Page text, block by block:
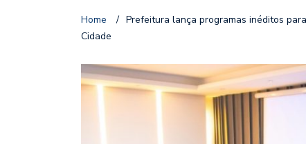
Home / Prefeitura lança programas inéditos
Cidade